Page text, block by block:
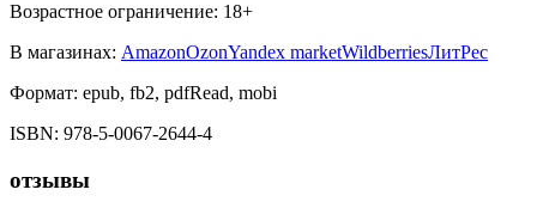
Возрастное ограничение: 18+
В магазинах: AmazonOzonYandex marketWildberriesЛитРес
Формат: epub, fb2, pdfRead, mobi
ISBN: 978-5-0067-2644-4
отзывы